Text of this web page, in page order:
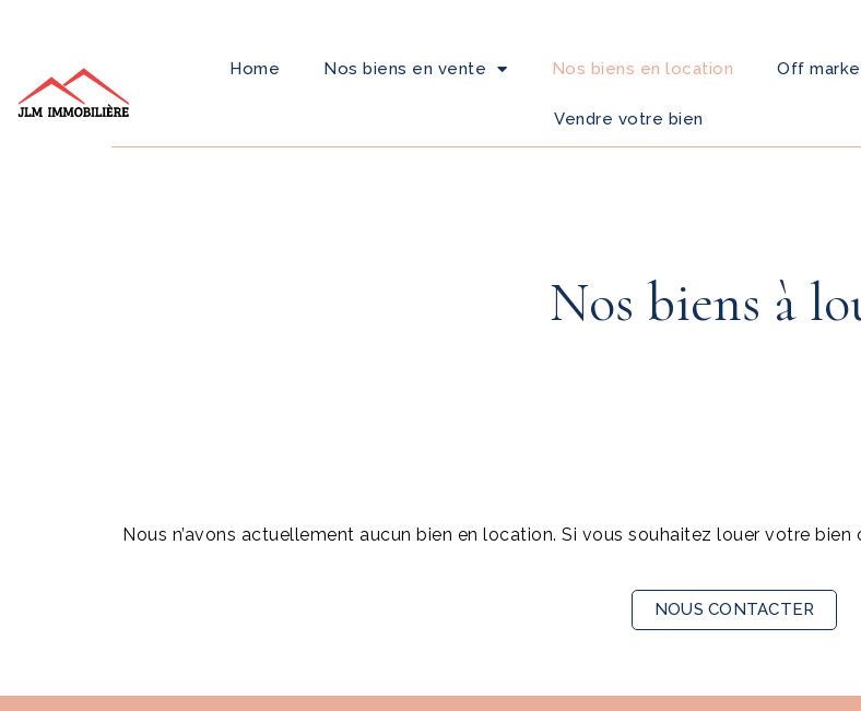
Home Nos biens en vente Nos biens en location Off
Vendre votre bien
Nos biens à
Nous n’avons actuellement aucun bien en location. Si vous souhaitez louer votre
NOUS CONTACTER